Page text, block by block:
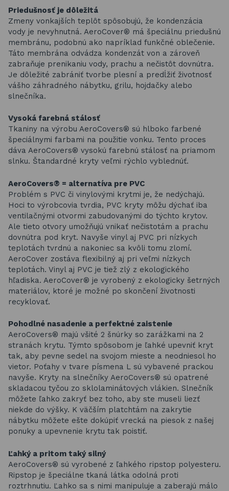
Priedušnosť je dôležitá
Zmeny vonkajších teplôt spôsobujú, že kondenzácia
vody je nevyhnutná. AeroCover® má špeciálnu priedušnú
membránu, podobnú ako napríklad funkčné oblečenie.
Táto membrána odvádza kondenzát von a zároveň
zabraňuje prenikaniu vody, prachu a nečistôt dovnútra.
Je dôležité zabrániť tvorbe plesní a predĺžiť životnosť
vášho záhradného nábytku, grilu, hojdačky alebo
slnečníka.
Vysoká farebná stálosť
Tkaniny na výrobu AeroCovers® sú hlboko farbené
špeciálnymi farbami na použitie vonku. Tento proces
dáva AeroCovers® vysokú farebnú stálosť na priamom
slnku. Štandardné kryty veľmi rýchlo vyblednúť.
AeroCovers® = alternatíva pre PVC
Problém s PVC či vinylovými krytmi je, že nedýchajú.
Hoci to výrobcovia tvrdia, PVC kryty môžu dýchať iba
ventilačnými otvormi zabudovanými do týchto krytov.
Ale tieto otvory umožňujú vnikať nečistotám a prachu
dovnútra pod kryt. Navyše vinyl aj PVC pri nízkych
teplotách tvrdnú a nakoniec sa kvôli tomu zlomí.
AeroCover zostáva flexibilný aj pri veľmi nízkych
teplotách. Vinyl aj PVC je tiež zlý z ekologického
hľadiska. AeroCover® je vyrobený z ekologicky šetrných
materiálov, ktoré je možné po skončení životnosti
recyklovať.
Pohodlné nasadenie a perfektné zaistenie
AeroCovers® majú všité 2 šnúrky so zarážkami na 2
stranách krytu. Týmto spôsobom je ľahké upevniť kryt
tak, aby pevne sedel na svojom mieste a neodniesol ho
vietor. Poťahy v tvare písmena L sú vybavené prackou
navyše. Kryty na slnečníky AeroCovers® sú opatrené
skladacou tyčou zo sklolaminátových vlákien. Slnečník
môžete ľahko zakryť bez toho, aby ste museli liezť
niekde do výšky. K väčším platchtám na zakrytie
nábytku môžete ešte dokúpiť vrecká na piesok z našej
ponuky a upevnenie krytu tak poistiť.
Ľahký a pritom taký silný
AeroCovers® sú vyrobené z ľahkého ripstop polyesteru.
Ripstop je špeciálne tkaná látka odolná proti
roztrhnutiu. Ľahko sa s nimi manipuluje a zaberajú málo